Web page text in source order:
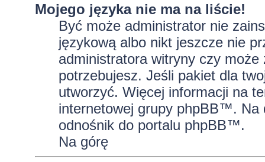
Mojego języka nie ma na liście!
Być może administrator nie
językową albo nikt jeszcze nie
administratora witryny czy
potrzebujesz. Jeśli pakiet dla
utworzyć. Więcej informacji na
internetowej grupy phpBB™. Na
odnośnik do portalu phpBB™.
Na górę